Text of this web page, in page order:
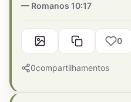
Romanos 10:17
0
0compartilhamentos